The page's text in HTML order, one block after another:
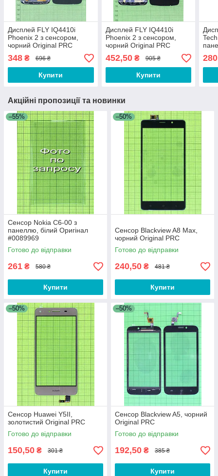
Дисплей FLY IQ4410i
Phoenix 2 з сенсором,
чорний Original PRC
348 ₴ 696 ₴
Купити
Дисплей FLY IQ4410i
Phoenix 2 з сенсором,
чорний Original PRC
452,50₴ 905 ₴
Купити
280
Акційні пропозиції та новинки
–55%
Сенсор Nokia C6-00 з
панеллю, білий Оригінал
#0089969
Готово до відправки
261 ₴ 580 ₴
Купити
–50%
Сенсор Blackview A8 Max,
чорний Original PRC
Готово до відправки
240,50 ₴ 481 ₴
Купити
–50%
Сенсор Huawei Y5II,
золотистий Original PRC
Готово до відправки
150,50 ₴ 301 ₴
Купити
–50%
Сенсор Blackview A5, чорний
Original PRC
Готово до відправки
192,50 ₴ 385 ₴
Купити